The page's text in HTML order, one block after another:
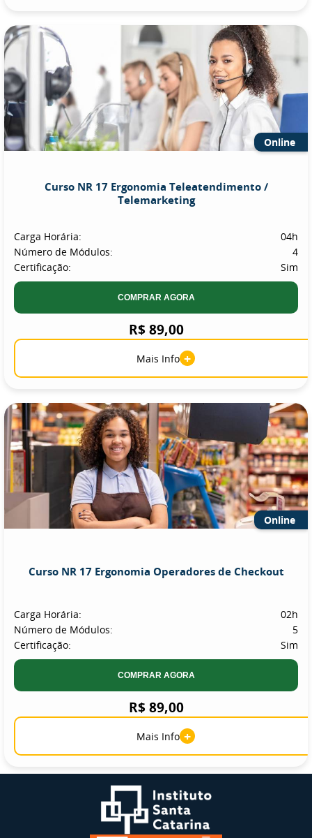
Online
Curso NR 17 Ergonomia Teleatendimento /
Telemarketing
Carga Horária:
04h
Número de Módulos:
4
Certificação:
Sim
COMPRAR AGORA
R$ 89,00
Mais Info +
Online
Curso NR 17 Ergonomia Operadores de Checkout
Carga Horária:
02h
Número de Módulos:
5
Certificação:
Sim
COMPRAR AGORA
R$ 89,00
Mais Info +